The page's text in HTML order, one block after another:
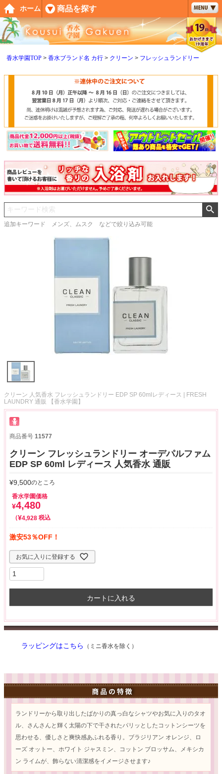
香水学園TOP 香水ブランド名 カ行 クリーン フレッシュランドリー
追加キーワード メンズ、ムスク などで絞り込み可能
クリーン 人気香水 フレッシュランドリー EDP SP 60mlレディース | FRESH
LAUNDRY 通販 【香水学園】
商品番号 11577
クリーン フレッシュランドリー オーデパルファム
EDP SP 60ml レディース 人気香水 通販
¥9,500のところ
香水学園価格
¥4,480
¥4,928 税込
激安53％OFF！
お気に入りに登録する
カートに入れる
ラッピングはこちら （ミニ香水を除く）
ランドリーから取り出したばかりの真っ白なシャツやお気に入りのタオ
ル、さんさんと輝く太陽の下で干されたパリッとしたコットンシーツを
思わせる、優しさと爽快感あふれる香り。ブラジリアン オレンジ、ロ
ーズ オットー、ホワイト ジャスミン、コットン ブロッサム、メキシカ
ン ライムが、飾らない清潔感をイメージさせます♪
ペー
ジト
ップ
へ
ホーム 商品を探す